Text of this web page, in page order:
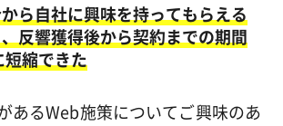
ら自社に興味を持ってもらえる
反響獲得後から契約までの期間
縮できた
あるWeb施策についてご興味のあ